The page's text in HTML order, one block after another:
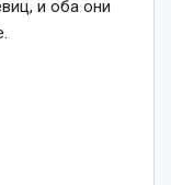
и оба они